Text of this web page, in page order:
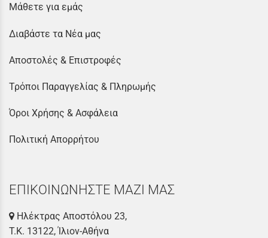
Μάθετε για εμάς
Διαβάστε τα Νέα μας
Αποστολές & Επιστροφές
Τρόποι Παραγγελίας & Πληρωμής
Όροι Χρήσης & Ασφάλεια
Πολιτική Απορρήτου
ΕΠΙΚΟΙΝΩΝΗΣΤΕ ΜΑΖΙ ΜΑΣ
Ηλέκτρας Αποστόλου 23,
Τ.Κ. 13122, Ίλιον-Αθήνα